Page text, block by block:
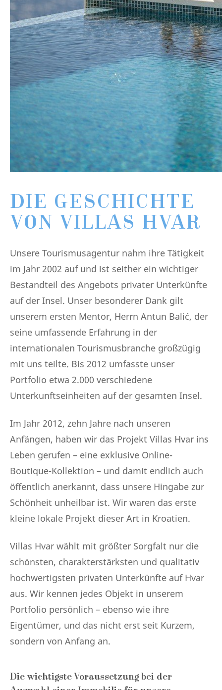
DIE GESCHICHTE
VON VILLAS HVAR
Unsere Tourismusagentur nahm ihre Tätigkeit
im Jahr 2002 auf und ist seither ein wichtiger
Bestandteil des Angebots privater Unterkünfte
auf der Insel. Unser besonderer Dank gilt
unserem ersten Mentor, Herrn Antun Balić, der
seine umfassende Erfahrung in der
internationalen Tourismusbranche großzügig
mit uns teilte. Bis 2012 umfasste unser
Portfolio etwa 2.000 verschiedene
Unterkunftseinheiten auf der gesamten Insel.
Im Jahr 2012, zehn Jahre nach unseren
Anfängen, haben wir das Projekt Villas Hvar ins
Leben gerufen – eine exklusive Online-
Boutique-Kollektion – und damit endlich auch
öffentlich anerkannt, dass unsere Hingabe zur
Schönheit unheilbar ist. Wir waren das erste
kleine lokale Projekt dieser Art in Kroatien.
Villas Hvar wählt mit größter Sorgfalt nur die
schönsten, charakterstärksten und qualitativ
hochwertigsten privaten Unterkünfte auf Hvar
aus. Wir kennen jedes Objekt in unserem
Portfolio persönlich – ebenso wie ihre
Eigentümer, und das nicht erst seit Kurzem,
sondern von Anfang an.
Die wichtigste Voraussetzung bei der